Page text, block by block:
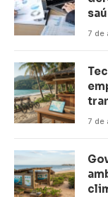
7 de
7 de